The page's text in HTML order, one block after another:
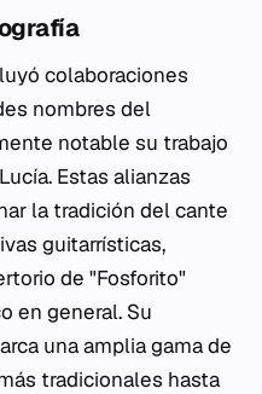
colaboraciones
nombres del
notable su trabajo
Estas alianzas
la tradición del cante
guitarrísticas,
de "Fosforito"
en general. Su
una amplia gama de
tradicionales hasta